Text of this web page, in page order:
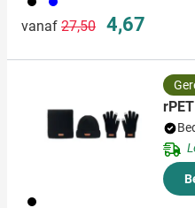
vanaf Normale prijs
27,50 Speciale prijs
4,67
001